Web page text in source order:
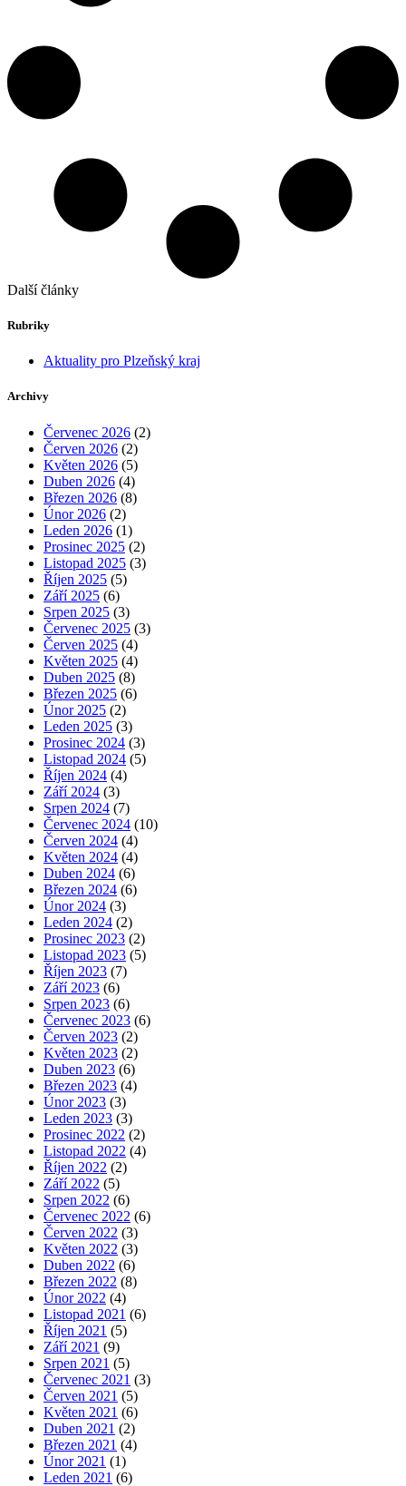
Další články
Rubriky
Aktuality pro Plzeňský kraj
Archivy
Červenec 2026 (2)
Červen 2026 (2)
Květen 2026 (5)
Duben 2026 (4)
Březen 2026 (8)
Únor 2026 (2)
Leden 2026 (1)
Prosinec 2025 (2)
Listopad 2025 (3)
Říjen 2025 (5)
Září 2025 (6)
Srpen 2025 (3)
Červenec 2025 (3)
Červen 2025 (4)
Květen 2025 (4)
Duben 2025 (8)
Březen 2025 (6)
Únor 2025 (2)
Leden 2025 (3)
Prosinec 2024 (3)
Listopad 2024 (5)
Říjen 2024 (4)
Září 2024 (3)
Srpen 2024 (7)
Červenec 2024 (10)
Červen 2024 (4)
Květen 2024 (4)
Duben 2024 (6)
Březen 2024 (6)
Únor 2024 (3)
Leden 2024 (2)
Prosinec 2023 (2)
Listopad 2023 (5)
Říjen 2023 (7)
Září 2023 (6)
Srpen 2023 (6)
Červenec 2023 (6)
Červen 2023 (2)
Květen 2023 (2)
Duben 2023 (6)
Březen 2023 (4)
Únor 2023 (3)
Leden 2023 (3)
Prosinec 2022 (2)
Listopad 2022 (4)
Říjen 2022 (2)
Září 2022 (5)
Srpen 2022 (6)
Červenec 2022 (6)
Červen 2022 (3)
Květen 2022 (3)
Duben 2022 (6)
Březen 2022 (8)
Únor 2022 (4)
Listopad 2021 (6)
Říjen 2021 (5)
Září 2021 (9)
Srpen 2021 (5)
Červenec 2021 (3)
Červen 2021 (5)
Květen 2021 (6)
Duben 2021 (2)
Březen 2021 (4)
Únor 2021 (1)
Leden 2021 (6)